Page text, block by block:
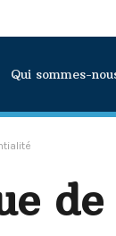
Qui sommes-